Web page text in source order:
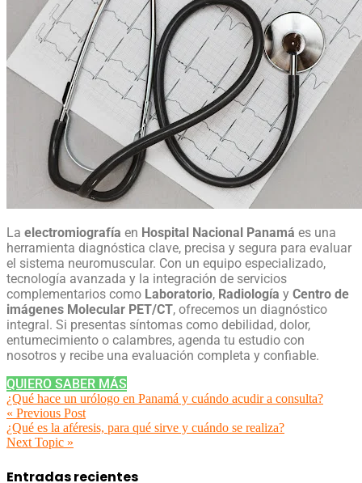
La electromiografía en Hospital Nacional Panamá es una
herramienta diagnóstica clave, precisa y segura para evaluar
el sistema neuromuscular. Con un equipo especializado,
tecnología avanzada y la integración de servicios
complementarios como Laboratorio, Radiología y Centro de
imágenes Molecular PET/CT, ofrecemos un diagnóstico
integral. Si presentas síntomas como debilidad, dolor,
entumecimiento o calambres, agenda tu estudio con
nosotros y recibe una evaluación completa y confiable.
QUIERO SABER MÁS
¿Qué hace un urólogo en Panamá y cuándo acudir a consulta?
« Previous Post
¿Qué es la aféresis, para qué sirve y cuándo se realiza?
Next Topic »
Entradas recientes